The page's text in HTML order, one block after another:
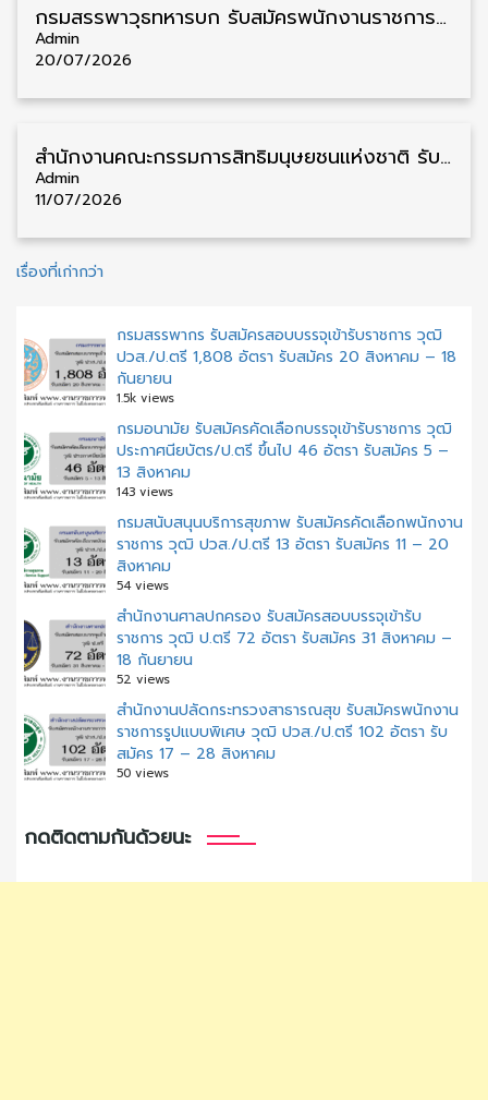
กรมสรรพาวุธทหารบก รับสมัครพนักงานราชการ วุฒิ ปวช. 13 อัตรา รับสมัคร 20 – 24 กรกฎาคม
Admin
20/07/2026
สำนักงานคณะกรรมการสิทธิมนุษยชนแห่งชาติ รับสมัครคัดเลือกพนักงานราชการ วุฒิ ป.ตรี 8 อัตรา รับสมัคร 15 – 31 กรกฎาคม
Admin
11/07/2026
แนะแนว
เรื่องที่เก่ากว่า
กรมสรรพากร รับสมัครสอบบรรจุเข้ารับราชการ วุฒิ
ปวส./ป.ตรี 1,808 อัตรา รับสมัคร 20 สิงหาคม – 18
กันยายน
1.5k views
กรมอนามัย รับสมัครคัดเลือกบรรจุเข้ารับราชการ วุฒิ
ประกาศนียบัตร/ป.ตรี ขึ้นไป 46 อัตรา รับสมัคร 5 –
13 สิงหาคม
143 views
กรมสนับสนุนบริการสุขภาพ รับสมัครคัดเลือกพนักงาน
ราชการ วุฒิ ปวส./ป.ตรี 13 อัตรา รับสมัคร 11 – 20
สิงหาคม
54 views
สํานักงานศาลปกครอง รับสมัครสอบบรรจุเข้ารับ
ราชการ วุฒิ ป.ตรี 72 อัตรา รับสมัคร 31 สิงหาคม –
18 กันยายน
52 views
สำนักงานปลัดกระทรวงสาธารณสุข รับสมัครพนักงาน
ราชการรูปแบบพิเศษ วุฒิ ปวส./ป.ตรี 102 อัตรา รับ
สมัคร 17 – 28 สิงหาคม
50 views
กดติดตามกันด้วยนะ